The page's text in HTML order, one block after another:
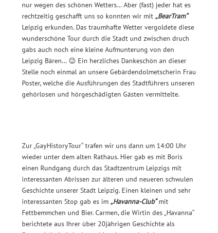
nur wegen des schönen Wetters… Aber (fast) jeder hat es
rechtzeitig geschafft uns so konnten wir mit „BearTram“
Leipzig erkunden. Das traumhafte Wetter vergoldete diese
wunderschöne Tour durch die Stadt und zwischen druch
gabs auch noch eine kleine Aufmunterung von den
Leipzig Bären… 😉 Ein herzliches Dankeschön an dieser
Stelle noch einmal an unsere Gebärdendolmetscherin Frau
Poster, welche die Ausführungen des Stadtführers unseren
gehörlosen und hörgeschädigten Gästen vermittelte.
Zur „GayHistoryTour“ trafen wir uns dann um 14:00 Uhr
wieder unter dem alten Rathaus. Hier gab es mit Boris
einen Rundgang durch das Stadtzentrum Leipzigs mit
interessanten Abrissen zur älteren und neueren schwulen
Geschichte unserer Stadt Leipzig. Einen kleinen und sehr
interessanten Stop gab es im „Havanna-Club“mit
Fettbemmchen und Bier. Carmen, die Wirtin des „Havanna“
berichtete aus Ihrer über 20jährigen Geschichte als